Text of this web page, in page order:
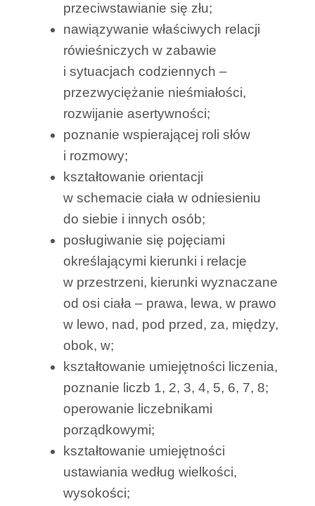
przeciwstawianie się złu;
nawiązywanie właściwych relacji
rówieśniczych w zabawie
i sytuacjach codziennych –
przezwyciężanie nieśmiałości,
rozwijanie asertywności;
poznanie wspierającej roli słów
i rozmowy;
kształtowanie orientacji
w schemacie ciała w odniesieniu
do siebie i innych osób;
posługiwanie się pojęciami
określającymi kierunki i relacje
w przestrzeni, kierunki wyznaczane
od osi ciała – prawa, lewa, w prawo
w lewo, nad, pod przed, za, między,
obok, w;
kształtowanie umiejętności liczenia,
poznanie liczb 1, 2, 3, 4, 5, 6, 7, 8;
operowanie liczebnikami
porządkowymi;
kształtowanie umiejętności
ustawiania według wielkości,
wysokości;